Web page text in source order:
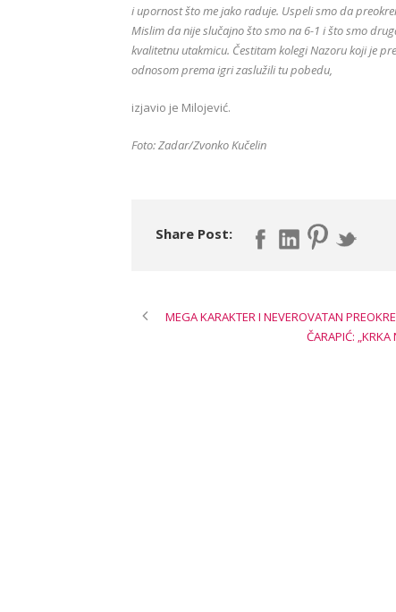
i upornost što me jako raduje. Uspeli smo da
Mislim da nije slučajno što smo na 6-1 i što smo
kvalitetnu utakmicu. Čestitam kolegi Nazoru koji je
odnosom prema igri zaslužili tu pobedu,
izjavio je Milojević.
Foto: Zadar/Zvonko Kučelin
Share Post:
MEGA KARAKTER I NEVEROVATAN
ČARAPIĆ: